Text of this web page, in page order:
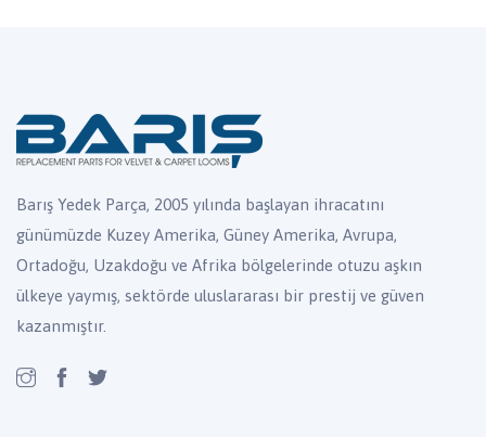
Barış Yedek Parça, 2005 yılında başlayan ihracatını
günümüzde Kuzey Amerika, Güney Amerika, Avrupa,
Ortadoğu, Uzakdoğu ve Afrika bölgelerinde otuzu aşkın
ülkeye yaymış, sektörde uluslararası bir prestij ve güven
kazanmıştır.